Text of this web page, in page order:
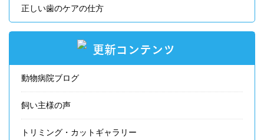
正しい歯のケアの仕方
更新コンテンツ
動物病院ブログ
飼い主様の声
トリミング・カットギャラリー